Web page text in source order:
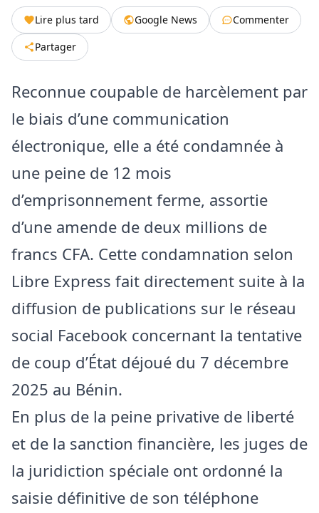
Lire plus tard Google News
Commenter
Partager
Reconnue coupable de harcèlement par
le biais d’une communication
électronique, elle a été condamnée à
une peine de 12 mois
d’emprisonnement ferme, assortie
d’une amende de deux millions de
francs CFA. Cette condamnation selon
Libre Express fait directement suite à la
diffusion de publications sur le réseau
social Facebook concernant la tentative
de coup d’État déjoué du 7 décembre
2025 au Bénin.
En plus de la peine privative de liberté
et de la sanction financière, les juges de
la juridiction spéciale ont ordonné la
saisie définitive de son téléphone